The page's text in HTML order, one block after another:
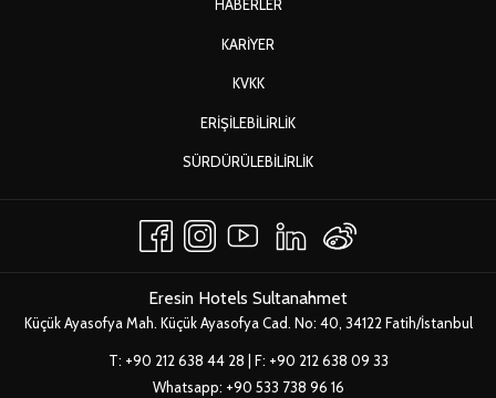
HABERLER
KARIYER
KVKKYENI
ERIŞILEBILIRLIK
SÜRDÜRÜLEBILIRLIKYENI
Eresin Hotels Sultanahmet
Küçük Ayasofya Mah. Küçük Ayasofya Cad. No: 40, 34122 Fatih/İstanbul
T: +90 212 638 44 28 | F: +90 212 638 09 33
Whatsapp: +90 533 738 96 16